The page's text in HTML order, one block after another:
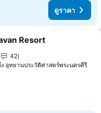
ดูราคา
รายการโปรด
Resort
42
ง อุทยานประวัติศาสตร์พระนครคีรี